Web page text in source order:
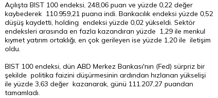
Açılışta BIST 100 endeksi, 248,06 puan ve yüzde 0,22 değer
kaybederek 110.959,21 puana indi. Bankacılık endeksi yüzde 0,52
düşüş kaydetti, holding endeksi yüzde 0,02 yükseldi. Sektör
endeksleri arasında en fazla kazandıran yüzde 1,29 ile menkul
kıymet yatırım ortaklığı, en çok gerileyen ise yüzde 1,20 ile iletişim
oldu.
BIST 100 endeksi, dün ABD Merkez Bankası'nın (Fed) sürpriz bir
şekilde politika faizini düşürmesinin ardından hızlanan yükselişi
ile yüzde 3,63 değer kazanarak, günü 111.207,27 puandan
tamamladı.